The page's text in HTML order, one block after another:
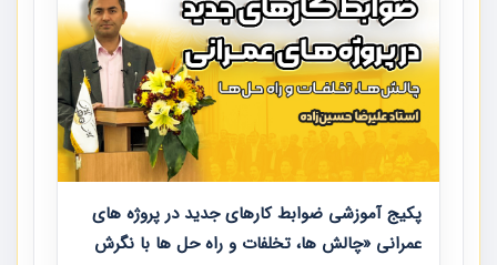
پکیج آموزشی ضوابط کارهای جدید در پروژه های
عمرانی «چالش ها، تخلفات و راه حل ها با نگرش